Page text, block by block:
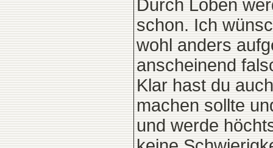
Durch Loben
schon. Ich
wohl anders
anscheinend
Klar hast du
machen sollte
und werde